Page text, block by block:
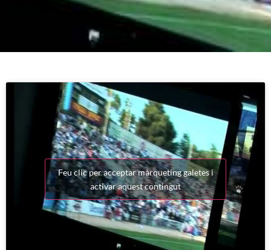
Feu clic per acceptar màrqueting galetes i
activar aquest contingut